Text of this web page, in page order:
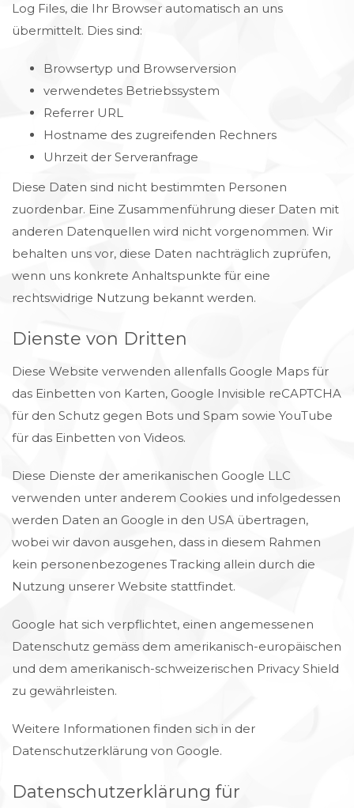
Log Files, die Ihr Browser automatisch an uns
übermittelt. Dies sind:
Browsertyp und Browserversion
verwendetes Betriebssystem
Referrer URL
Hostname des zugreifenden Rechners
Uhrzeit der Serveranfrage
Diese Daten sind nicht bestimmten Personen
zuordenbar. Eine Zusammenführung dieser Daten mit
anderen Datenquellen wird nicht vorgenommen. Wir
behalten uns vor, diese Daten nachträglich zuprüfen,
wenn uns konkrete Anhaltspunkte für eine
rechtswidrige Nutzung bekannt werden.
Dienste von Dritten
Diese Website verwenden allenfalls Google Maps für
das Einbetten von Karten, Google Invisible reCAPTCHA
für den Schutz gegen Bots und Spam sowie YouTube
für das Einbetten von Videos.
Diese Dienste der amerikanischen Google LLC
verwenden unter anderem Cookies und infolgedessen
werden Daten an Google in den USA übertragen,
wobei wir davon ausgehen, dass in diesem Rahmen
kein personenbezogenes Tracking allein durch die
Nutzung unserer Website stattfindet.
Google hat sich verpflichtet, einen angemessenen
Datenschutz gemäss dem amerikanisch-europäischen
und dem amerikanisch-schweizerischen Privacy Shield
zu gewährleisten.
Weitere Informationen finden sich in der
Datenschutzerklärung von Google.
Datenschutzerklärung für